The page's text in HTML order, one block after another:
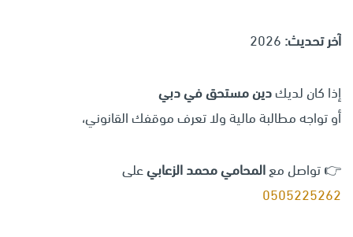
آخر تحديث:
إذا كان لديكدين مستحق في دبي
أو تواجه مطالبة مالية ولا تعرف موقفك القانوني،
👉 تواصل معالمحامي محمد الزعابيعلى
0505225262